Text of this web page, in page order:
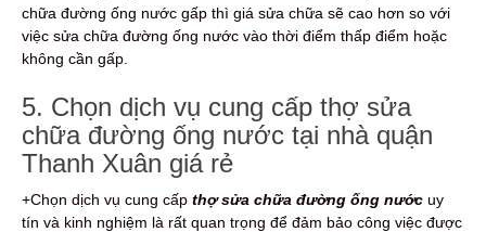
chữa đường ống nước gấp thì giá sửa chữa sẽ cao hơn so với
việc sửa chữa đường ống nước vào thời điểm thấp điểm hoặc
không cần gấp.
5. Chọn dịch vụ cung cấp thợ sửa
chữa đường ống nước tại nhà quận
Thanh Xuân giá rẻ
+Chọn dịch vụ cung cấp thợ sửa chữa đường ống nước uy
tín và kinh nghiệm là rất quan trọng để đảm bảo công việc được